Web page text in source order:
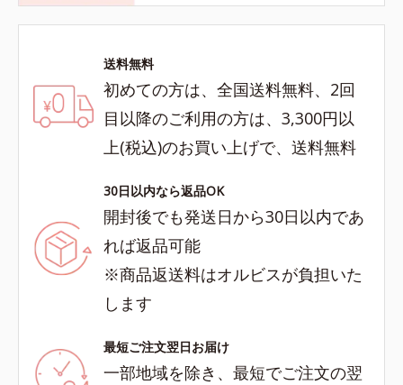
送料無料
初めての方は、全国送料無料、2回
目以降のご利用の方は、3,300円以
上(税込)のお買い上げで、送料無料
30日以内なら返品OK
開封後でも発送日から30日以内であ
れば返品可能
※商品返送料はオルビスが負担いた
します
最短ご注文翌日お届け
一部地域を除き、最短でご注文の翌